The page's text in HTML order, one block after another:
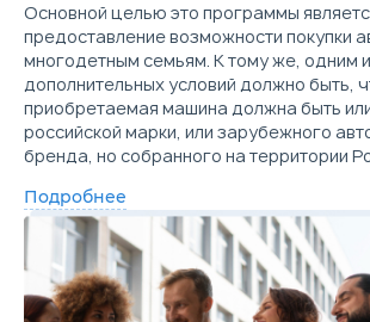
Основной целью это программы
предоставление возможности покупки
многодетным семьям. К тому же, одним
дополнительных условий должно быть,
приобретаемая машина должна быть
российской марки, или зарубежного
бренда, но собранного на территории
Подробнее